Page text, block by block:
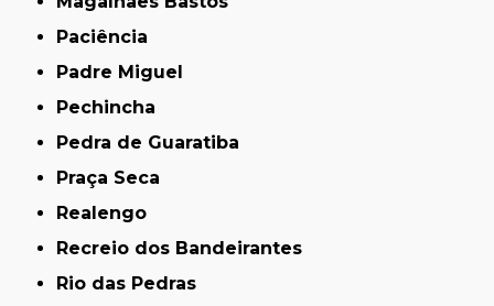
Paciência
Padre Miguel
Pechincha
Pedra de Guaratiba
Praça Seca
Realengo
Recreio dos Bandeirantes
Rio das Pedras